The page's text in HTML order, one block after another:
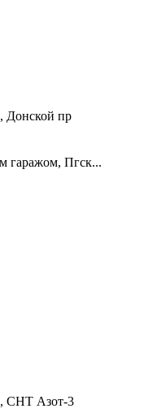
Донской пр
гаражом, Пгск...
СНТ Азот-3